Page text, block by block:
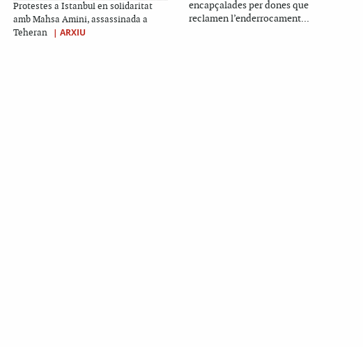
Protestes a Istanbul en solidaritat
amb Mahsa Amini, assassinada a
Teheran
| ARXIU
encapçalades per dones que
reclamen l’enderrocament...